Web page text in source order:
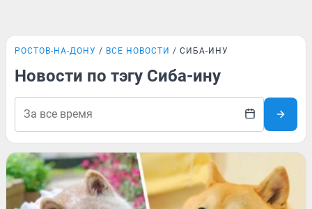
РОСТОВ-НА-ДОНУ ВСЕ НОВОСТИ СИБА-ИНУ
Новости по тэгу Сиба-ину